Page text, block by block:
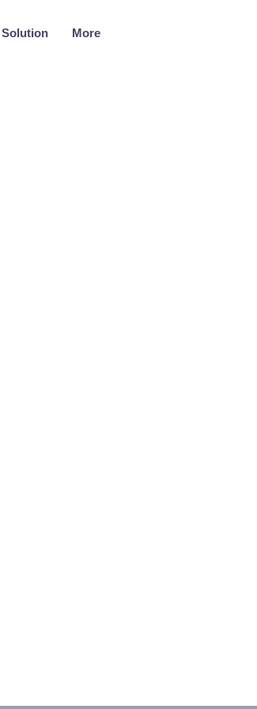
Solution More